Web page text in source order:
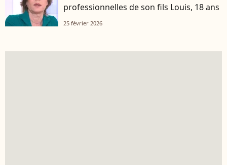
professionnelles de son fils Louis, 18 ans
25 février 2026